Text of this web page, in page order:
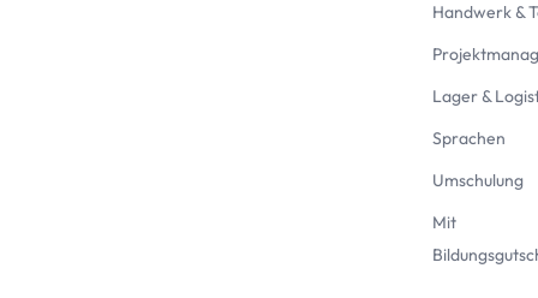
Handwerk &
Lager &
Sprachen
Umschulung
Mit